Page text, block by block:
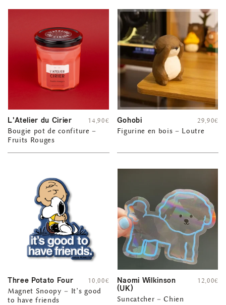
L'Atelier du Cirier
Bougie pot de confiture –
Fruits Rouges
14,90€ Gohobi
Figurine en bois – Loutre
29,90€
Three Potato Four
Magnet Snoopy – It’s good
to have friends
10,00€
Naomi Wilkinson
(UK)
Suncatcher – Chien
12,00€